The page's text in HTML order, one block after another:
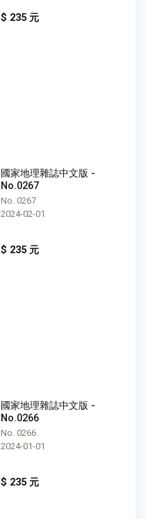
$ 235 元
國家地理雜誌中文版 -
No.0267
No. 0267
2024-02-01
$ 235 元
國家地理雜誌中文版 -
No.0266
No. 0266
2024-01-01
$ 235 元